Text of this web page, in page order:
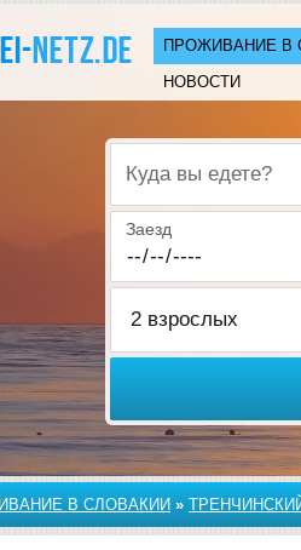
ПРОЖИВАНИЕ В
НОВОСТИ
Куда вы едете?
Заезд
В СЛОВАКИИ »